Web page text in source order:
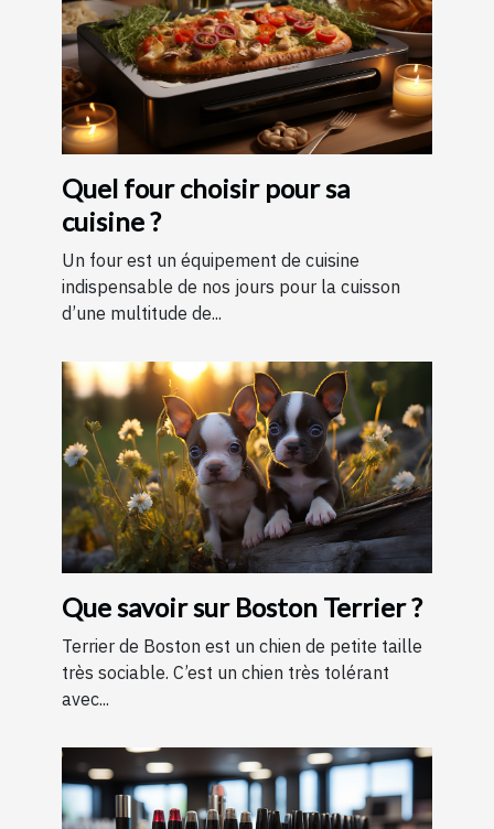
Quel four choisir pour sa
cuisine ?
Un four est un équipement de cuisine
indispensable de nos jours pour la cuisson
d’une multitude de...
Que savoir sur Boston Terrier ?
Terrier de Boston est un chien de petite taille
très sociable. C’est un chien très tolérant
avec...